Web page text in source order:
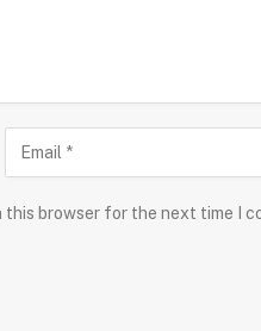
this browser for the next time I